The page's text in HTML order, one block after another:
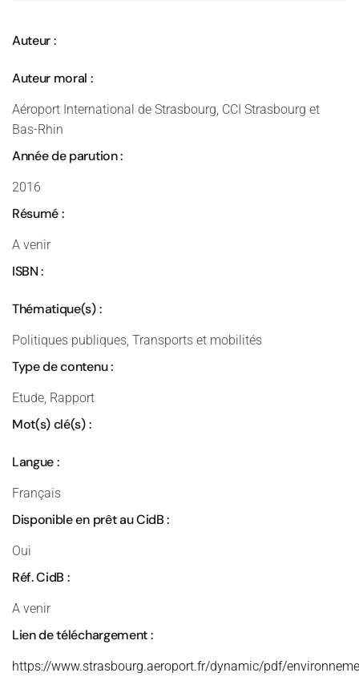
Auteur :
Auteur moral :
Aéroport International de Strasbourg, CCI Strasbourg et
Bas-Rhin
Année de parution :
2016
Résumé :
A venir
ISBN :
Thématique(s) :
Politiques publiques, Transports et mobilités
Type de contenu :
Etude, Rapport
Mot(s) clé(s) :
Langue :
Français
Disponible en prêt au CidB :
Oui
Réf. CidB :
A venir
Lien de téléchargement :
https://www.strasbourg.aeroport.fr/dynamic/pdf/